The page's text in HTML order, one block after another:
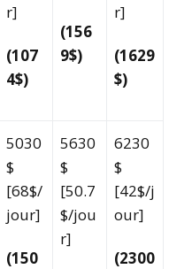
r]
(107
4$)
(156
9$)
r]
(1629
$)
5030
$
[68$/
jour]
(150
5630
$
[50.7
$/jou
r]
6230
$
[42$/j
our]
(2300